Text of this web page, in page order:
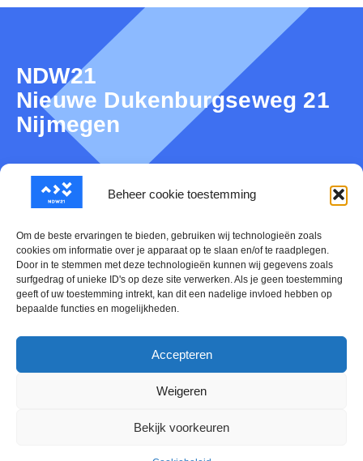
Beheer cookie toestemming
Om de beste ervaringen te bieden, gebruiken wij technologieën zoals
cookies om informatie over je apparaat op te slaan en/of te raadplegen.
Door in te stemmen met deze technologieën kunnen wij gegevens zoals
surfgedrag of unieke ID's op deze site verwerken. Als je geen toestemming
geeft of uw toestemming intrekt, kan dit een nadelige invloed hebben op
bepaalde functies en mogelijkheden.
Accepteren
Weigeren
Bekijk voorkeuren
NDW21
Nieuwe Dukenburgseweg 21
Nijmegen
Over NDW21
Nieuws
Mijn NDW21
Contact
Evenementen Kalender
Cookiebeleid (EU)